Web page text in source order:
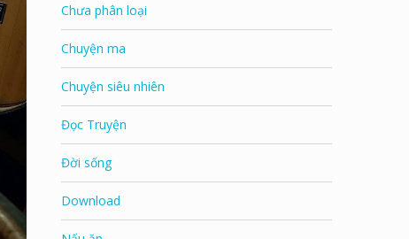
Chưa phân loại
Chuyện ma
Chuyện siêu nhiên
Đọc Truyện
Đời sống
Download